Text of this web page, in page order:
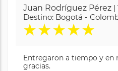
Juan Rodríguez Pérez |
Destino: Bogotá -
★★★★★
Entregaron a tiempo y en
gracias.